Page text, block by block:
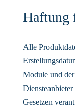
Haftung
Alle
Module und
Gesetzen